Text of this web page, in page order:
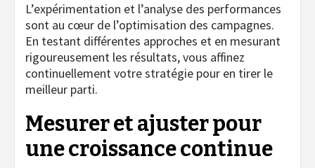
L’expérimentation et l’analyse des performances
sont au cœur de l’optimisation des campagnes.
En testant différentes approches et en mesurant
rigoureusement les résultats, vous affinez
continuellement votre stratégie pour en tirer le
meilleur parti.
Mesurer et ajuster pour
une croissance continue